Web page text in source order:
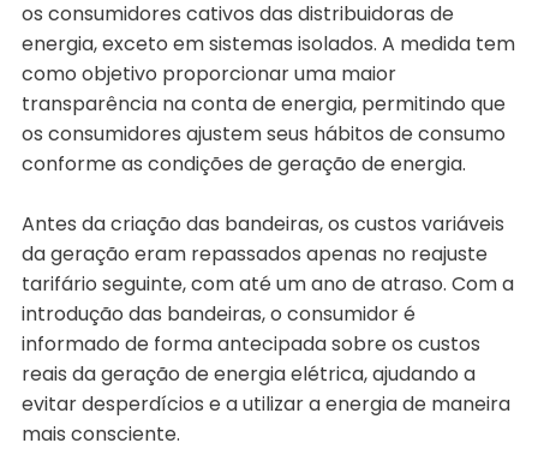
os consumidores cativos das distribuidoras de
energia, exceto em sistemas isolados. A medida tem
como objetivo proporcionar uma maior
transparência na conta de energia, permitindo que
os consumidores ajustem seus hábitos de consumo
conforme as condições de geração de energia.
Antes da criação das bandeiras, os custos variáveis
da geração eram repassados apenas no reajuste
tarifário seguinte, com até um ano de atraso. Com a
introdução das bandeiras, o consumidor é
informado de forma antecipada sobre os custos
reais da geração de energia elétrica, ajudando a
evitar desperdícios e a utilizar a energia de maneira
mais consciente.